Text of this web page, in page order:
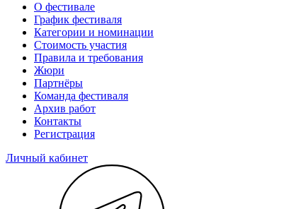
О фестивале
График фестиваля
Категории и номинации
Стоимость участия
Правила и требования
Жюри
Партнёры
Команда фестиваля
Архив работ
Контакты
Регистрация
Личный кабинет